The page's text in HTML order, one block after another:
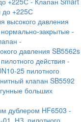
до +225С
высокого давления
закрытые -
-
давления SB5562s
действия -
25 пилотного
клапан SB5592
больших
дублером HF6503 -
01, НЗ, пилотного